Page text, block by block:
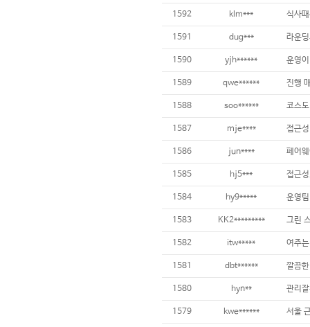
1592 klm***
1591 dug***
1590 yjh******
1589 qwe******
1588 soo******
1587 mje**** 접근
1586 jun****
1585 hj5***
1584 hy9***** 운영
1583 KK2*********
1582 itw*****
1581 dbt****** 깔끔
1580 hyn** 관리
1579 kwe****** 서울